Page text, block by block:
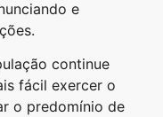
e
continue
fácil exercer o
o predomínio de